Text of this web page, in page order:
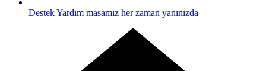
DestekYardım masamız her zaman yanınızda